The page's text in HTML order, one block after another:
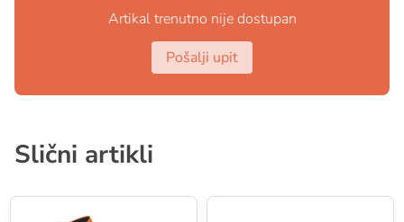
Artikal trenutno nije dostupan
Pošalji upit
Slični artikli